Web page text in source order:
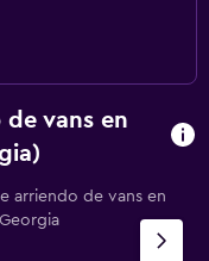
vans en
arriendo de vans en